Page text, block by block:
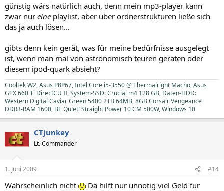
günstig wärs natürlich auch, denn mein mp3-player kann
zwar nur eine playlist, aber über ordnerstrukturen ließe sich
das ja auch lösen...
gibts denn kein gerät, was für meine bedürfnisse ausgelegt
ist, wenn man mal von astronomisch teuren geräten oder
diesem ipod-quark absieht?
Cooltek W2, Asus P8P67, Intel Core i5-3550 @ Thermalright Macho, Asus
GTX 660 Ti DirectCU II, System-SSD: Crucial m4 128 GB, Daten-HDD:
Western Digital Caviar Green 5400 2TB 64MB, 8GB Corsair Vengeance
DDR3-RAM 1600, BE Quiet! Straight Power 10 CM 500W, Windows 10
CTjunkey
Lt. Commander
1. Juni 2009 #14
Wahrscheinlich nicht Da hilft nur unnötig viel Geld für